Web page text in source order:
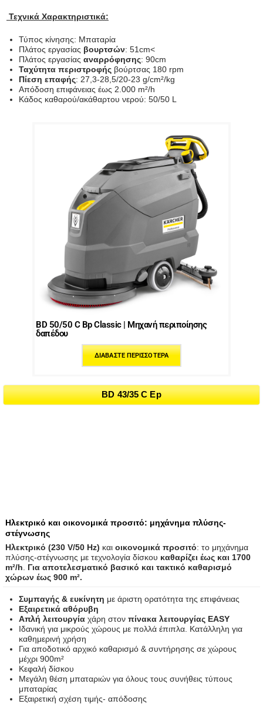
Τεχνικά Χαρακτηριστικά:
Τύπος κίνησης: Μπαταρία
Πλάτος εργασίας βουρτσών: 51cm<
Πλάτος εργασίας αναρρόφησης: 90cm
Ταχύτητα περιστροφής βούρτσας 180 rpm
Πίεση επαφής: 27,3-28,5/20-23 g/cm²/kg
Απόδοση επιφάνειας έως 2.000 m²/h
Κάδος καθαρού/ακάθαρτου νερού: 50/50 L
BD 50/50 C Bp Classic | Μηχανή περιποίησης
δαπέδου
ΔΙΑΒΆΣΤΕ ΠΕΡΙΣΣΌΤΕΡΑ
BD 43/35 C Ep
Ηλεκτρικό και οικονομικά προσιτό: μηχάνημα πλύσης-
στέγνωσης
Ηλεκτρικό (230 V/50 Hz) και οικονομικά προσιτό: το μηχάνημα
πλύσης-στέγνωσης με τεχνολογία δίσκου καθαρίζει έως και 1700
m²/h
Για αποτελεσματικό βασικό και τακτικό καθαρισμό
χώρων έως 900 m².
Συμπαγής & ευκίνητη με άριστη ορατότητα της επιφάνειας
Εξαιρετικά αθόρυβη
Απλή λειτουργίαχάρη στον πίνακα λειτουργίας EASY
Ιδανική για μικρούς χώρους με πολλά έπιπλα. Κατάλληλη για
καθημερινή χρήση
Για αποδοτικό αρχικό καθαρισμό & συντήρησης σε χώρους
μέχρι 900m²
Κεφαλή δίσκου
Μεγάλη θέση μπαταριών για όλους τους συνήθεις τύπους
μπαταρίας
Εξαιρετική σχέση τιμής- απόδοσης